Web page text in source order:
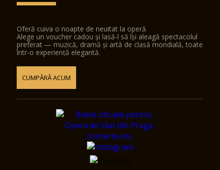
Oferă cuiva o noapte de neuitat la operă.
Alege un voucher cadou și lasă-l să își aleagă spectacolul
preferat — muzică, dramă și artă de clasă mondială, toate
într-o experiență elegantă.
CUMPĂRĂ ACUM